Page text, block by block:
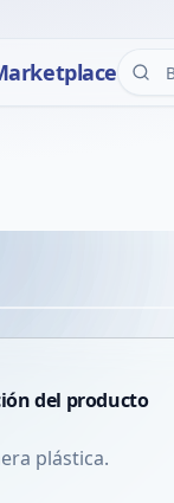
del producto
plástica.